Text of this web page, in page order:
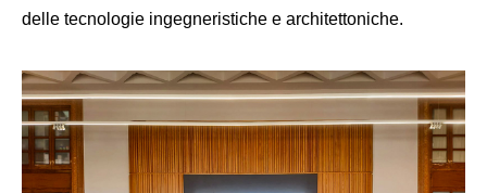
delle tecnologie ingegneristiche e architettoniche.